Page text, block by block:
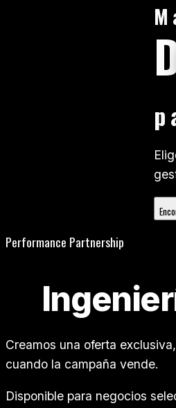
M
p
Performance Partnership
Creamos una oferta
cuando la campaña vende.
Disponible para negocios